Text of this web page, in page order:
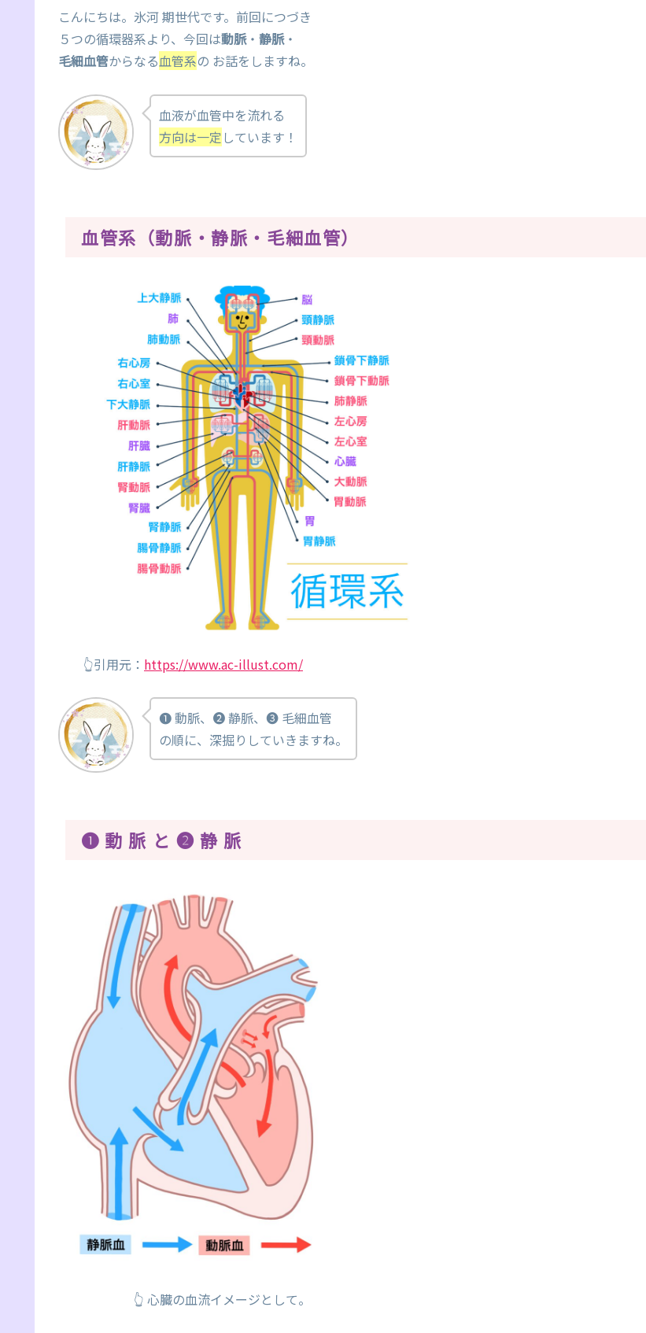
こんにちは。氷河 期世代です。前回につづき
５つの循環器系より、今回は動脈・ 静脈・
毛細血管からなる血管系の お話をしますね。
血液が血管中を流れる
方向は一定 しています！
血管系（動脈・静脈・毛細血管）
👆引用元： https://www.ac-illust.com/
❶ 動脈、❷ 静脈、❸ 毛細血管
の順に、深掘りしていきますね。
❶ 動 脈 と ❷ 静 脈
👆 心臓の血流イメージとして。